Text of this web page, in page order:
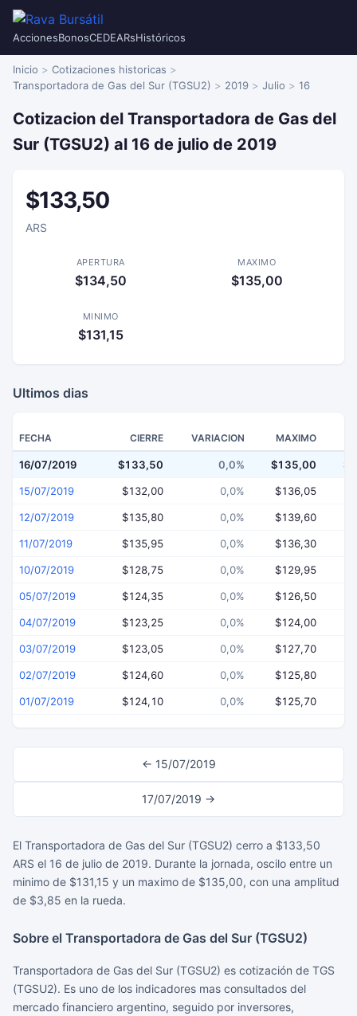
AccionesBonosCEDEARsHistóricos
Inicio
Cotizaciones historicas
Transportadora de Gas del Sur (TGSU2)
2019 Julio 16
Cotizacion del Transportadora de Gas del
Sur (TGSU2) al 16 de julio de 2019
$133,50
ARS
APERTURA
$134,50
MAXIMO
$135,00
MINIMO
$131,15
Ultimos dias
FECHA CIERRE VARIACION MAXIMO
16/07/2019 $133,50 0,0% $135,00
15/07/2019 $132,00 0,0% $136,05
12/07/2019 $135,80 0,0% $139,60
11/07/2019 $135,95 0,0% $136,30
10/07/2019 $128,75 0,0% $129,95
05/07/2019 $124,35 0,0% $126,50
04/07/2019 $123,25 0,0% $124,00
03/07/2019 $123,05 0,0% $127,70
02/07/2019 $124,60 0,0% $125,80
01/07/2019 $124,10 0,0% $125,70
← 15/07/2019
17/07/2019 →
El Transportadora de Gas del Sur (TGSU2) cerro a $133,50
ARS el 16 de julio de 2019. Durante la jornada, oscilo entre un
minimo de $131,15 y un maximo de $135,00, con una amplitud
de $3,85 en la rueda.
Sobre el Transportadora de Gas del Sur (TGSU2)
Transportadora de Gas del Sur (TGSU2) es cotización de TGS
(TGSU2). Es uno de los indicadores mas consultados del
mercado financiero argentino, seguido por inversores,